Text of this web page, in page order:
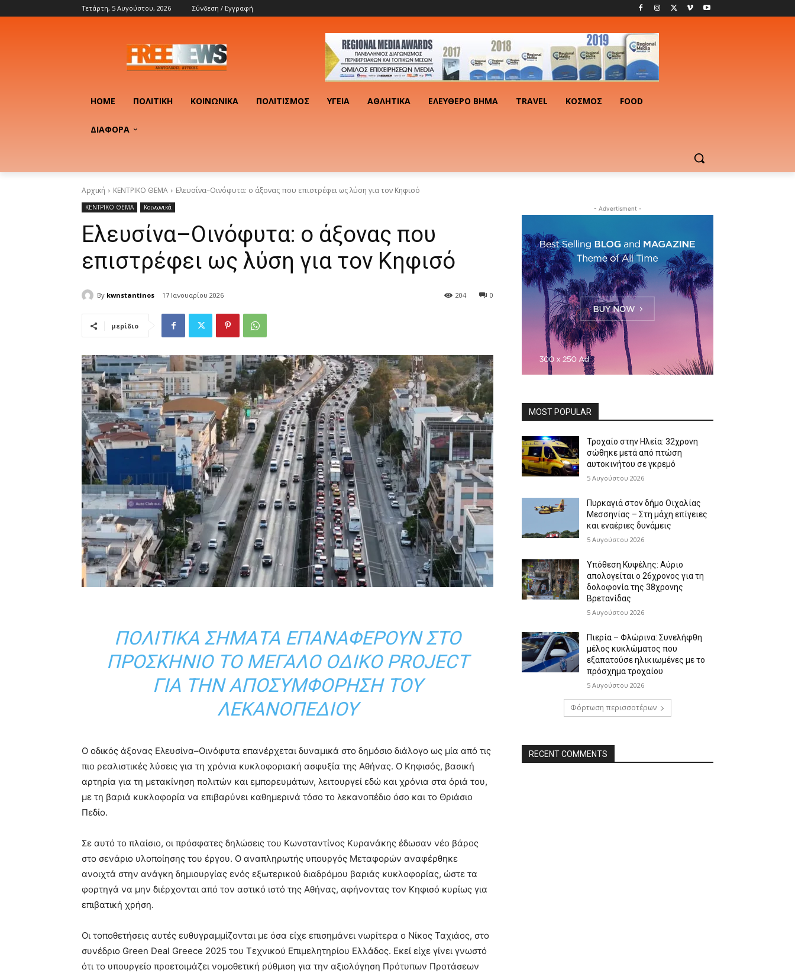
Τετάρτη, 5 Αυγούστου, 2026 Σύνδεση / Εγγραφή
HOME ΠΟΛΙΤΙΚΉ ΚΟΙΝΩΝΙΚΆ ΠΟΛΙΤΙΣΜΌΣ ΥΓΕΊΑ ΑΘΛΗΤΙΚΆ ΕΛΕΎΘΕΡΟ ΒΉΜΑ TRAVEL ΚΟΣΜΟΣ FOOD
ΔΙΑΦΟΡΑ
Αρχική ΚΕΝΤΡΙΚΟ ΘΕΜΑ Ελευσίνα–Οινόφυτα: ο άξονας που επιστρέφει ως λύση για τον Κηφισό
ΚΕΝΤΡΙΚΟ ΘΕΜΑ Κοινωνικά
Ελευσίνα–Οινόφυτα: ο άξονας που
επιστρέφει ως λύση για τον Κηφισό
By kwnstantinos 17 Ιανουαρίου 2026 0
204
μερίδιο
ΠΟΛΙΤΙΚΆ ΣΉΜΑΤΑ ΕΠΑΝΑΦΈΡΟΥΝ ΣΤΟ
ΠΡΟΣΚΉΝΙΟ ΤΟ ΜΕΓΆΛΟ ΟΔΙΚΌ PROJECT
ΓΙΑ ΤΗΝ ΑΠΟΣΥΜΦΌΡΗΣΗ ΤΟΥ
ΛΕΚΑΝΟΠΕΔΊΟΥ
Ο οδικός άξονας Ελευσίνα–Οινόφυτα επανέρχεται δυναμικά στο δημόσιο διάλογο ως μία από τις
πιο ρεαλιστικές λύσεις για τη χρόνια κυκλοφοριακή ασφυξία της Αθήνας. Ο Κηφισός, βασική
αρτηρία για τη μετακίνηση πολιτών και εμπορευμάτων, λειτουργεί εδώ και χρόνια στα όριά του,
με τη βαριά κυκλοφορία να επιβαρύνει καθημερινά τόσο το λεκανοπέδιο όσο και το Θριάσιο
Πεδίο.
Σε αυτό το πλαίσιο, οι πρόσφατες δηλώσεις του Κωνσταντίνος Κυρανάκης έδωσαν νέο βάρος
στο σενάριο υλοποίησης του έργου. Ο αναπληρωτής υπουργός Μεταφορών αναφέρθηκε
ανοιχτά στην ανάγκη δημιουργίας ενός εξωτερικού διαδρόμου βαριάς κυκλοφορίας, ώστε τα
φορτηγά να μην διέρχονται από τον αστικό ιστό της Αθήνας, αφήνοντας τον Κηφισό κυρίως για
επιβατική χρήση.
Οι τοποθετήσεις αυτές ευθυγραμμίζονται με όσα είχε επισημάνει νωρίτερα ο Νίκος Ταχιάος, στο
συνέδριο Green Deal Greece 2025 του Τεχνικού Επιμελητηρίου Ελλάδος. Εκεί είχε γίνει γνωστό
ότι το υπουργείο προετοιμάζει νομοθετική ρύθμιση για την αξιολόγηση Πρότυπων Προτάσεων
- Advertisment -
MOST POPULAR
Τροχαίο στην Ηλεία: 32χρονη
σώθηκε μετά από πτώση
αυτοκινήτου σε γκρεμό
5 Αυγούστου 2026
Πυρκαγιά στον δήμο Οιχαλίας
Μεσσηνίας – Στη μάχη επίγειες
και εναέριες δυνάμεις
5 Αυγούστου 2026
Υπόθεση Κυψέλης: Αύριο
απολογείται ο 26χρονος για τη
δολοφονία της 38χρονης
Βρετανίδας
5 Αυγούστου 2026
Πιερία – Φλώρινα: Συνελήφθη
μέλος κυκλώματος που
εξαπατούσε ηλικιωμένες με το
πρόσχημα τροχαίου
5 Αυγούστου 2026
Φόρτωση περισσοτέρων
RECENT COMMENTS